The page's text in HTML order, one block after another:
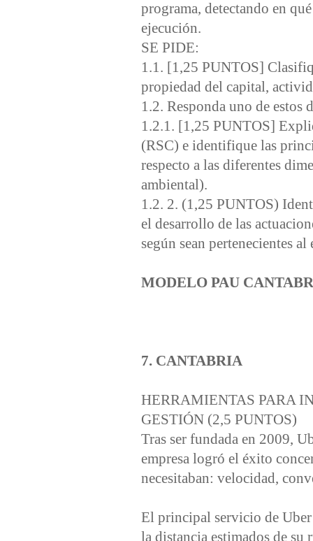
programa, detectando en
ejecución.
SE PIDE:
1.1. [1,25 PUNTOS]
propiedad del capital,
1.2. Responda uno de estos
1.2.1. [1,25 PUNTOS]
(RSC) e identifique las
respecto a las diferentes
ambiental).
1.2. 2. (1,25 PUNTOS)
el desarrollo de las
según sean pertenecientes
MODELO PAU
7. CANTABRIA
HERRAMIENTAS PARA
GESTIÓN (2,5 PUNTOS)
Tras ser fundada en 2009,
empresa logró el éxito
necesitaban: velocidad,
El principal servicio de Uber
la distancia estimados de su